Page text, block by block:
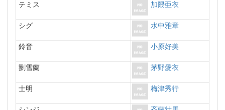
テミス 加隈亜衣
シグ 水中雅章
鈴音 小原好美
劉雪蘭 茅野愛衣
士明 梅津秀行